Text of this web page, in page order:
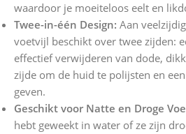
waardoor je moeiteloos eelt en
Twee-in-één Design: Aan
voetvijl beschikt over twee zijden:
effectief verwijderen van dode,
zijde om de huid te polijsten en
geven.
Geschikt voor Natte en Droge
hebt geweekt in water of ze zijn